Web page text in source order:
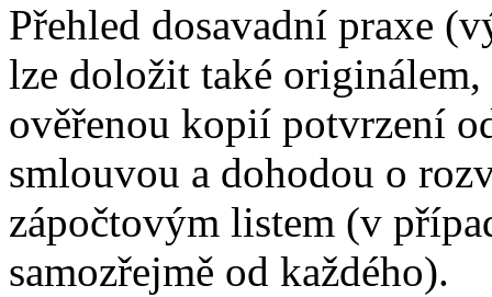
Přehled dosavadní praxe
lze doložit také
ověřenou kopií potvrzení
smlouvou a dohodou o
zápočtovým listem (v
samozřejmě od každého).